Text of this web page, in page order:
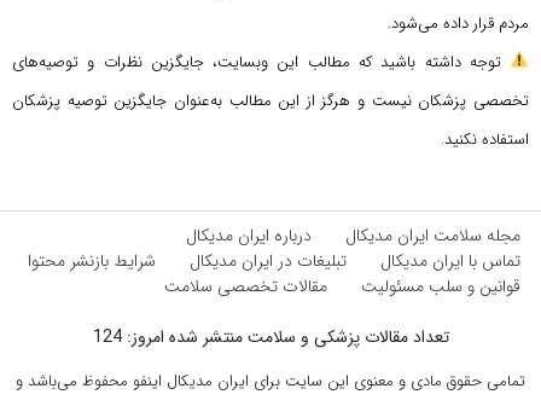
مردم قرار داده می‌شود.
توجه داشته باشید که مطالب این وبسایت، جایگزین نظرات و توصیه‌های
تخصصی پزشکان نیست و هرگز از این مطالب به‌عنوان جایگزین توصیه پزشکان
استفاده نکنید.
مجله سلامت ایران مدیکال
درباره ایران مدیکال
تماس با ایران مدیکال
تبلیغات در ایران مدیکال
شرایط بازنشر محتوا
قوانین و سلب مسئولیت
مقالات تخصصی سلامت
تعداد مقالات پزشکی و سلامت منتشر شده امروز: 124
تمامی حقوق مادی و معنوی این سایت برای ایران مدیکال اینفو محفوظ می‌باشد و